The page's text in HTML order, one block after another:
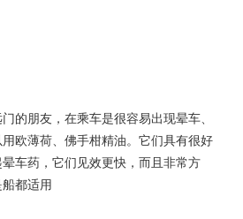
的朋友，在乘车是很容易出现晕车、
欧薄荷、佛手柑精油。它们具有很好
车药，它们见效更快，而且非常方
都适用